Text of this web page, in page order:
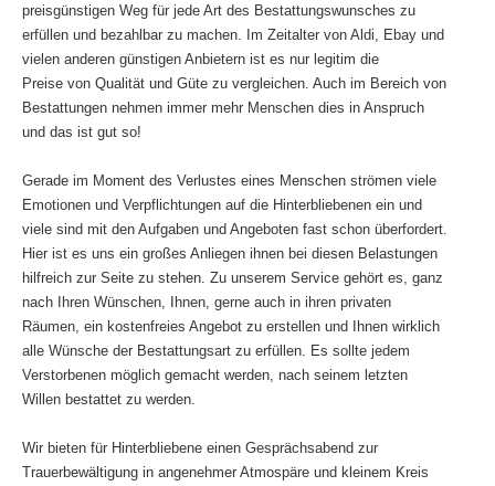
preisgünstigen Weg für jede Art des Bestattungswunsches zu
erfüllen und bezahlbar zu machen. Im Zeitalter von Aldi, Ebay und
vielen anderen günstigen Anbietern ist es nur legitim die
Preise von Qualität und Güte zu vergleichen. Auch im Bereich von
Bestattungen nehmen immer mehr Menschen dies in Anspruch
und das ist gut so!
Gerade im Moment des Verlustes eines Menschen strömen viele
Emotionen und Verpflichtungen auf die Hinterbliebenen ein und
viele sind mit den Aufgaben und Angeboten fast schon überfordert.
Hier ist es uns ein großes Anliegen ihnen bei diesen Belastungen
hilfreich zur Seite zu stehen. Zu unserem Service gehört es, ganz
nach Ihren Wünschen, Ihnen, gerne auch in ihren privaten
Räumen, ein kostenfreies Angebot zu erstellen und Ihnen wirklich
alle Wünsche der Bestattungsart zu erfüllen. Es sollte jedem
Verstorbenen möglich gemacht werden, nach seinem letzten
Willen bestattet zu werden.
Wir bieten für Hinterbliebene einen Gesprächsabend zur
Trauerbewältigung in angenehmer Atmospäre und kleinem Kreis